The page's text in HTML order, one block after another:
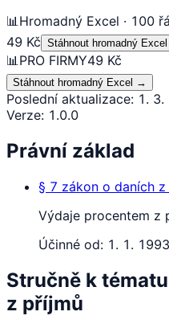
📊 Hromadný Excel · 100
49 Kč Stáhnout hromadný Excel
📊 PRO FIRMY49 Kč
Stáhnout hromadný Excel →
Poslední aktualizace: 1. 3.
Verze: 1.0.0
Právní základ
§ 7 zákon o daních z
Výdaje procentem z
Účinné od: 1. 1. 1993
Stručně k
z příjmů